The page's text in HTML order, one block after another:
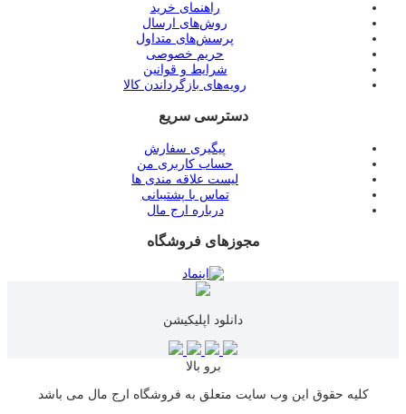
راهنمای خرید
روش‌های ارسال
پرسش‌های متداول
حریم خصوصی
شرایط و قوانین
رویه‌های بازگرداندن کالا
دسترسی سریع
پیگیری سفارش
حساب کاربری من
لیست علاقه مندی ها
تماس با پشتیبانی
درباره ارج مال
مجوزهای فروشگاه
دانلود اپلیکیشن
برو بالا
کلیه حقوق این وب سایت متعلق به فروشگاه ارج مال می باشد